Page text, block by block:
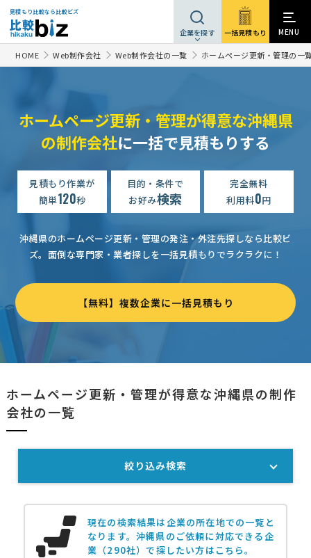
見積もり比較なら比較ビズ
企業を探す 一括見積もり MENU
HOME Web制作会社 Web制作会社の一覧 ホームページ更新・管理の一
ホームページ更新・管理が得意な沖縄県
の制作会社に一括で見積もりする
見積もり作業が
簡単120秒
目的・条件で
お好み検索
完全無料
利用料0円
沖縄県のホームページ更新・管理の発注・外注先探しなら比較ビ
ズ。 面倒な専門家・業者探しを一括見積もりでラクラクに！
【無料】複数企業に一括見積もり
ホームページ更新・管理が得意な沖縄県の制作
会社の一覧
現在の検索結果は企業の所在地での一覧と
なります。沖縄県のご依頼に対応できる企
業（290社）で探したい方はこちら。
絞り込み検索